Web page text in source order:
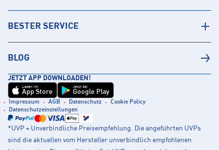
BESTER SERVICE
BLOG
JETZT APP DOWNLOADEN!
Laden im
App Store
Jetzt bei
Google Play
Impressum AGB Datenschutz
Cookie Policy
Datenschutzeinstellungen
*UVP = Unverbindliche Preisempfehlung. Die angeführten UVPs
sind die aktuellen vom Hersteller unverbindlich empfohlenen